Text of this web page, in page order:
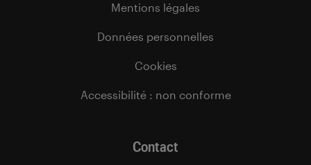
Mentions légales
Données personnelles
Cookies
Accessibilité : non conforme
Contact